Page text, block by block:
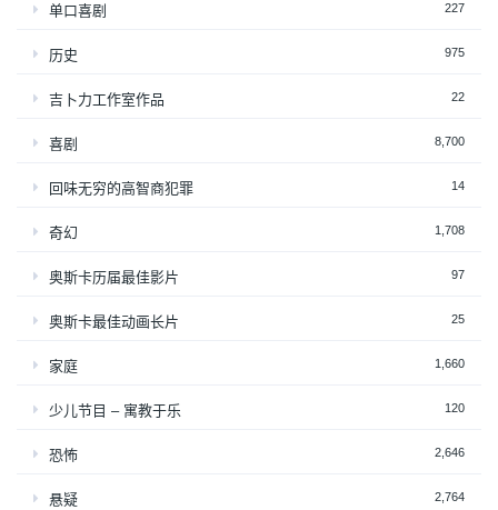
单口喜剧 227
历史 975
吉卜力工作室作品 22
喜剧 8,700
回味无穷的高智商犯罪 14
奇幻 1,708
奥斯卡历届最佳影片 97
奥斯卡最佳动画长片 25
家庭 1,660
少儿节目 – 寓教于乐 120
恐怖 2,646
悬疑 2,764